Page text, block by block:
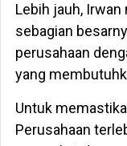
Lebih jauh,
sebagian
perusahaan
yang
Untuk
Perusahaan